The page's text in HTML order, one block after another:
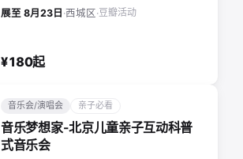
展至 8月23日 ·西城区·豆瓣活动
¥180起
音乐会/演唱会 亲子必看
音乐梦想家-北京儿童亲子互动科普
式音乐会